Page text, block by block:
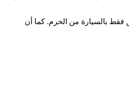
من مسجد الراجحي بمكة خيارًا مثاليًا لمن يبحث عن التوازن بين القرب من الحرم المكي بتكلفة أقل، خاصة أن المسجد يبعد حوالي 10 دقائق فقط بالسيارة من الحرم. كما أن